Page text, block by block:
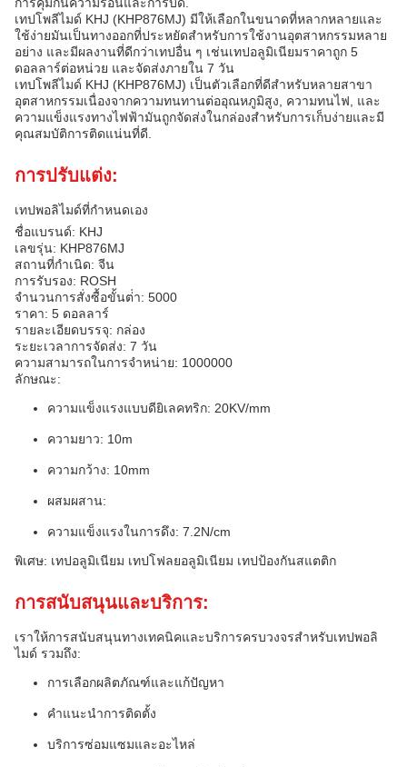
เทปโพลีไมด์ KHJ (KHP876MJ) มีให้เลือกในขนาดที่หลากหลายและ
ใช้ง่ายมันเป็นทางออกที่ประหยัดสําหรับการใช้งานอุตสาหกรรมหลาย
อย่าง และมีผลงานที่ดีกว่าเทปอื่น ๆ เช่นเทปอลูมิเนียมราคาถูก 5
ดอลลาร์ต่อหน่วย และจัดส่งภายใน 7 วัน
เทปโพลีไมด์ KHJ (KHP876MJ) เป็นตัวเลือกที่ดีสําหรับหลายสาขา
อุตสาหกรรมเนื่องจากความทนทานต่ออุณหภูมิสูง, ความทนไฟ, และ
ความแข็งแรงทางไฟฟ้ามันถูกจัดส่งในกล่องสําหรับการเก็บง่ายและมี
คุณสมบัติการติดแน่นที่ดี.
การปรับแต่ง:
เทปพอลิไมด์ที่กําหนดเอง
ชื่อแบรนด์: KHJ
เลขรุ่น: KHP876MJ
สถานที่กําเนิด: จีน
การรับรอง: ROSH
จํานวนการสั่งซื้อขั้นต่ํา: 5000
ราคา: 5 ดอลลาร์
รายละเอียดบรรจุ: กล่อง
ระยะเวลาการจัดส่ง: 7 วัน
ความสามารถในการจําหน่าย: 1000000
ลักษณะ:
ความแข็งแรงแบบดียิเลคทริก: 20KV/mm
ความยาว: 10m
ความกว้าง: 10mm
ผสมผสาน:
ความแข็งแรงในการดึง: 7.2N/cm
พิเศษ: เทปอลูมิเนียม เทปโฟลยอลูมิเนียม เทปป้องกันสแตติก
การสนับสนุนและบริการ:
เราให้การสนับสนุนทางเทคนิคและบริการครบวงจรสําหรับเทปพอลิ
ไมด์ รวมถึง:
การเลือกผลิตภัณฑ์และแก้ปัญหา
คําแนะนําการติดตั้ง
บริการซ่อมแซมและอะไหล่